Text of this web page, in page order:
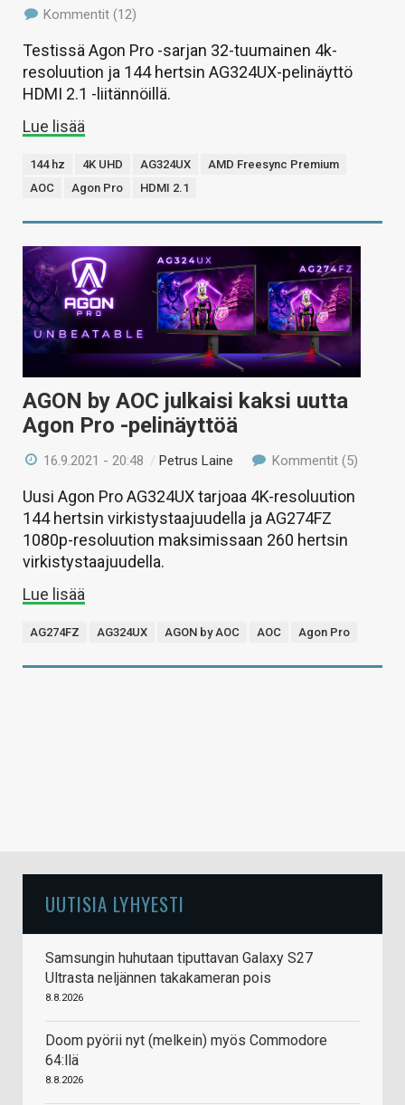
Kommentit (12)
Testissä Agon Pro -sarjan 32-tuumainen 4k-
resoluution ja 144 hertsin AG324UX-pelinäyttö
HDMI 2.1 -liitännöillä.
Lue lisää
144 hz 4K UHD AG324UX
AMD Freesync Premium
AOC
Agon Pro HDMI 2.1
AGON by AOC julkaisi kaksi uutta
Agon Pro -pelinäyttöä
16.9.2021 - 20:48 / Petrus Laine Kommentit (5)
Uusi Agon Pro AG324UX tarjoaa 4K-resoluution
144 hertsin virkistystaajuudella ja AG274FZ
1080p-resoluution maksimissaan 260 hertsin
virkistystaajuudella.
Lue lisää
AG274FZ AG324UX AGON by AOC AOC Agon Pro
UUTISIA LYHYESTI
Samsungin huhutaan tiputtavan Galaxy S27
Ultrasta neljännen takakameran pois
8.8.2026
Doom pyörii nyt (melkein) myös Commodore
64:llä
8.8.2026